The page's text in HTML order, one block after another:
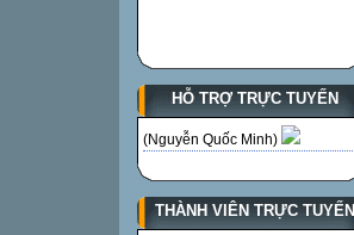
HỖ TRỢ TRỰC TUYẾN
(Nguyễn Quốc Minh)
THÀNH VIÊN TRỰC TUYẾN